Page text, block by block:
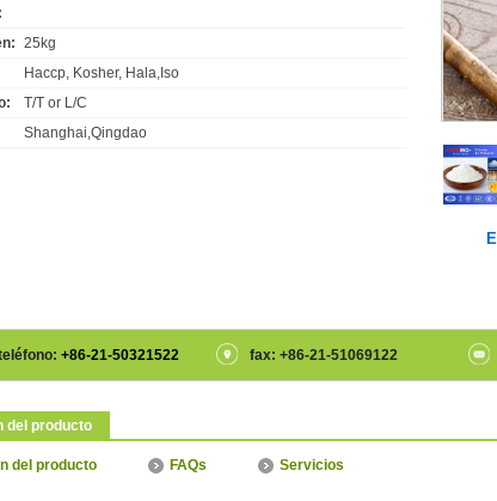
25kg
Haccp, Kosher, Hala,Iso
T/T or L/C
Shanghai,Qingdao
+86-21-50321522 fax: +86-21-51069122
del producto
del producto FAQs Servicios